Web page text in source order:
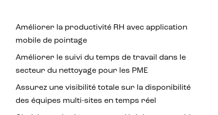
Améliorer la productivité RH avec application
mobile de pointage
Améliorer le suivi du temps de travail dans le
secteur du nettoyage pour les PME
Assurez une visibilité totale sur la disponibilité
des équipes multi-sites en temps réel